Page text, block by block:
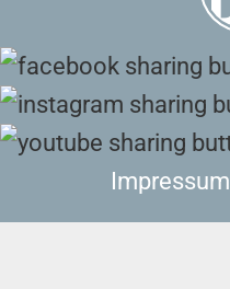
Impressum